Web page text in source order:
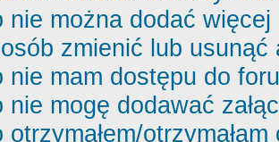
nie można dodać
zmienić lub usunąć
nie mam dostępu do
nie mogę dodawać
otrzymałem/